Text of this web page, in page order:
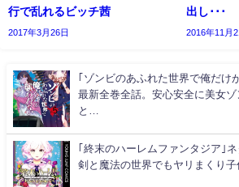
行で乱れるビッチ茜
2017年3月26日
出し･･･
2016年11月
｢ゾンビのあふれた世界で俺だけ
最新全巻全話。安心安全に美女
と…
｢終末のハーレムファンタジア｣
剣と魔法の世界でもヤリまくり子